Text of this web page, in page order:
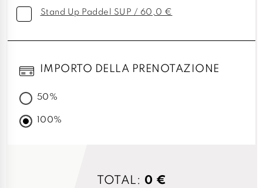
Stand Up Paddel SUP / 60,0 €
IMPORTO DELLA PRENOTAZIONE
50%
100%
TOTAL: 0 €